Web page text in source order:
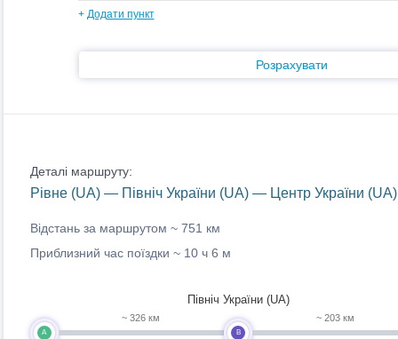
+ Додати пункт
Розрахувати
Деталі маршруту:
Рівне (UA) — Північ України (UA) — Центр України
Відстань за маршрутом ~ 751 км
Приблизний час поїздки ~ 10 ч 6 м
A
~ 326 км
B
Північ України (UA)
~ 203 км